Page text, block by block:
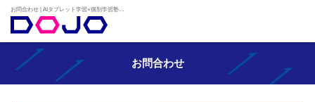
お問合わせ